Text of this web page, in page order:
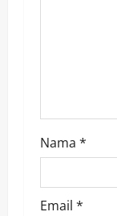
Nama *
Email *